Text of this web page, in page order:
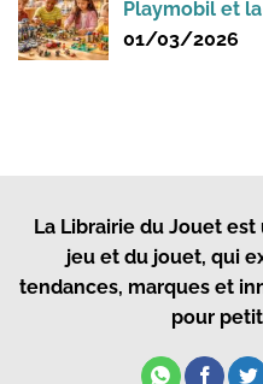
Playmobil et
01/03/2026
La Librairie du Jouetest
jeu et du jouet, qui
tendances, marques et
pour